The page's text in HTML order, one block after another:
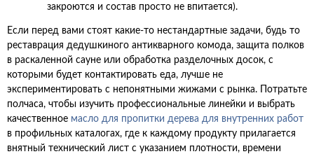
закроются и состав просто не впитается).
Если перед вами стоят какие-то нестандартные задачи, будь то
реставрация дедушкиного антикварного комода, защита полков
в раскаленной сауне или обработка разделочных досок, с
которыми будет контактировать еда, лучше не
экспериментировать с непонятными жижами с рынка. Потратьте
полчаса, чтобы изучить профессиональные линейки и выбрать
качественное масло для пропитки дерева для внутренних работ
в профильных каталогах, где к каждому продукту прилагается
внятный технический лист с указанием плотности, времени